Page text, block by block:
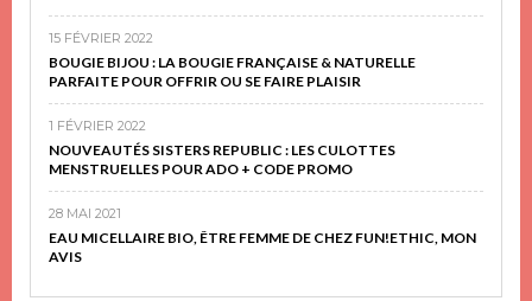
15 FÉVRIER 2022
BOUGIE BIJOU : LA BOUGIE FRANÇAISE & NATURELLE
PARFAITE POUR OFFRIR OU SE FAIRE PLAISIR
1 FÉVRIER 2022
NOUVEAUTÉS SISTERS REPUBLIC : LES CULOTTES
MENSTRUELLES POUR ADO + CODE PROMO
28 MAI 2021
EAU MICELLAIRE BIO, ÊTRE FEMME DE CHEZ FUN!ETHIC, MON
AVIS